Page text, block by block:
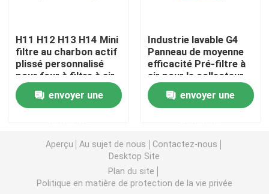
Filtre à air de la CAHT
Filtre du joint HEPA de gel
Filtre à hautes températures de HEPA
Filtre de banque de V
H11 H12 H13 H14 Mini
filtre au charbon actif
plissé personnalisé
pour four à filtre à air
envoyer une
Industrie lavable G4
Panneau de moyenne
efficacité Pré-filtre à
air pour le collecteur
de poussière HVAC
envoyer une
Aperçu Au sujet de nous
Contactez-nous
Desktop Site
Plan du site
Politique en matière de protection de la vie privée